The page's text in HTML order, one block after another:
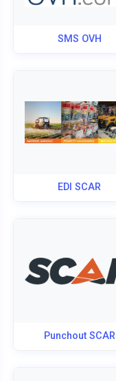
SMS OVH
EDI SCAR
Punchout SCAR